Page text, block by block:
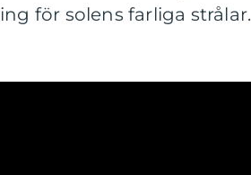
för solens farliga strålar.